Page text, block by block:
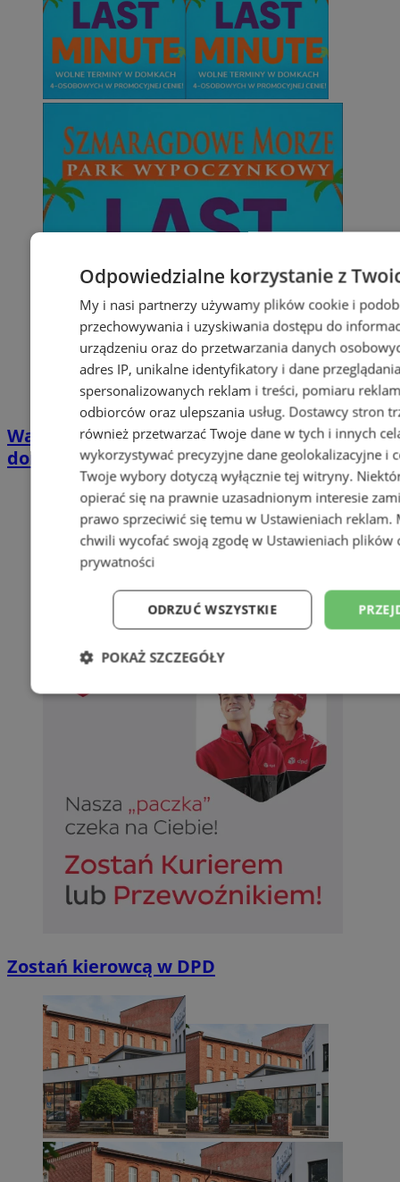
Wakacyjny wypoczynek nad Bałtykiem w
domkach Szmaragdowe Morze
Zostań kierowcą w DPD
Odpowiedzialne korzystanie z
My i nasi partnerzy używamy plików cookie i
przechowywania i uzyskiwania dostępu do
urządzeniu oraz do przetwarzania danych
adres IP, unikalne identyfikatory i dane
spersonalizowanych reklam i treści, pomiaru
odbiorców oraz ulepszania usług. Dostawcy stron
również przetwarzać Twoje dane w tych i innych
wykorzystywać precyzyjne dane geolokalizacyjne i
Twoje wybory dotyczą wyłącznie tej witryny.
opierać się na prawnie uzasadnionym interesie
prawo sprzeciwić się temu w Ustawieniach reklam.
chwili wycofać swoją zgodę w Ustawieniach plików
prywatności
ODRZUĆ WSZYSTKIE
POKAŻ SZCZEGÓŁY
Niezbędne Wydajność
Niesklasyfikowane
Niezbędne Wydajność Targetowanie
SessID
QeSessID sosnowiecki.pl
MvSessID sosnowiecki.pl
euds .rfihub.com